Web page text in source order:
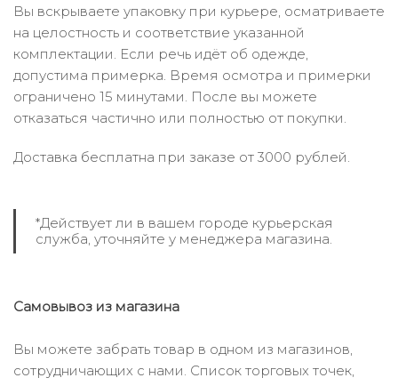
Вы вскрываете упаковку при курьере, осматриваете
на целостность и соответствие указанной
комплектации. Если речь идёт об одежде,
допустима примерка. Время осмотра и примерки
ограничено 15 минутами. После вы можете
отказаться частично или полностью от покупки.
Доставка бесплатна при заказе от 3000 рублей.
*Действует ли в вашем городе курьерская
служба, уточняйте у менеджера магазина.
Самовывоз из магазина
Вы можете забрать товар в одном из магазинов,
сотрудничающих с нами. Список торговых точек,